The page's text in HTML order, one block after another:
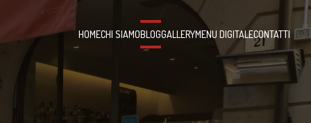
HOMECHI SIAMOBLOGGALLERYMENU DIGITALECONTATTI